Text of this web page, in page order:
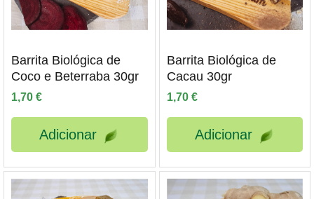
Barrita Biológica de
Coco e Beterraba 30gr
1,70 €
Adicionar
Barrita Biológica de
Cacau 30gr
1,70 €
Adicionar